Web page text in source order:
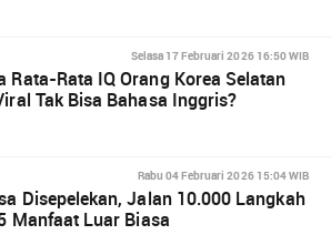
Selasa 17 Februari 2026 16:50 WIB
Rata-Rata IQ Orang Korea Selatan
Tak Bisa Bahasa Inggris?
Rabu 04 Februari 2026 15:04 WIB
Disepelekan, Jalan 10.000 Langkah
Manfaat Luar Biasa